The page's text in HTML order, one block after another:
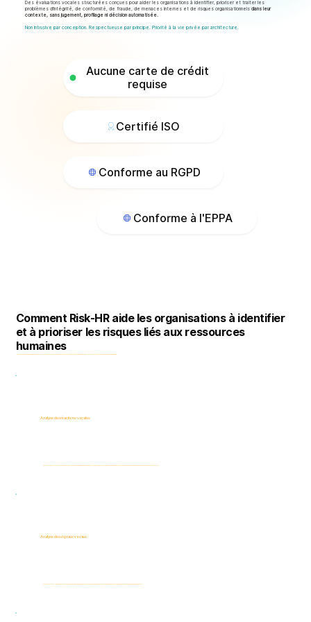
Des évaluations vocales structurées conçues pour aider les organisations à identifier, prioriser et traiter les
problèmes d'intégrité, de conformité, de fraude, de menaces internes et de risques organisationnelsdans leur
contexte, sans jugement, profilage ni décision automatisée.
Non intrusive par conception. Respectueuse par principe. Priorité à la vie privée par architecture.
Aucune carte de crédit
requise
Certifié ISO
Conforme au RGPD
Conforme à l'EPPA
Analyse des réactions vocales
Analyse des signaux vocaux
Comment Risk-HR aide les organisations à identifier
et à prioriser les risques liés aux ressources
humaines